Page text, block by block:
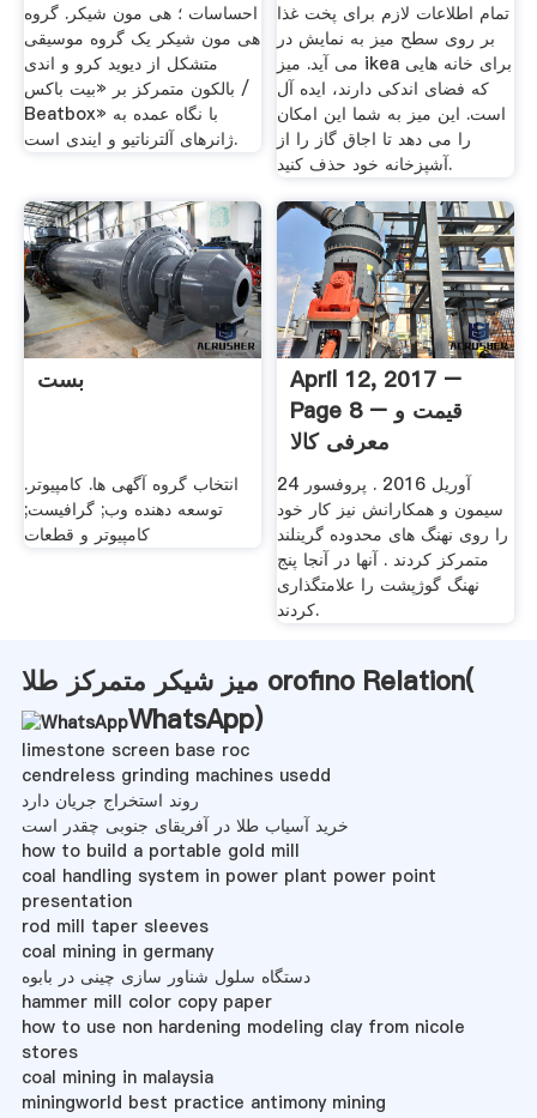
احساسات ؛ هی مون شیکر. گروه
هی مون شیکر یک گروه موسیقی
متشکل از دیوید کرو و اندی
بالکون متمرکز بر «بیت باکس /
Beatbox» با نگاه عمده به
ژانرهای آلترناتیو و ایندی است.
تمام اطلاعات لازم برای پخت غذا
بر روی سطح میز به نمایش در
می آید. میز ikea برای خانه هایی
که فضای اندکی دارند، ایده آل
است. این میز به شما این امکان
را می دهد تا اجاق گاز را از
آشپزخانه خود حذف کنید.
بست
انتخاب گروه آگهی ها. کامپیوتر.
توسعه دهنده وب; گرافیست;
كامپیوتر و قطعات
April 12, 2017 –
Page 8 – قیمت و
معرفی کالا
24 آوريل 2016 . پروفسور
سیمون و همکارانش نیز کار خود
را روی نهنگ های محدوده گرینلند
متمرکز کردند . آنها در آنجا پنج
نهنگ گوژپشت را علامتگذاری
کردند.
میز شیکر متمرکز طلا orofino Relation(
WhatsApp)
limestone screen base roc
cendreless grinding machines usedd
روند استخراج جریان دارد
خرید آسیاب طلا در آفریقای جنوبی چقدر است
how to build a portable gold mill
coal handling system in power plant power point
presentation
rod mill taper sleeves
coal mining in germany
دستگاه سلول شناور سازی چینی در بابوه
hammer mill color copy paper
how to use non hardening modeling clay from nicole
stores
coal mining in malaysia
miningworld best practice antimony mining